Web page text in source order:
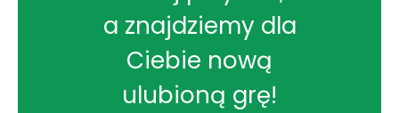
a znajdziemy dla
Ciebie nową
ulubioną grę!